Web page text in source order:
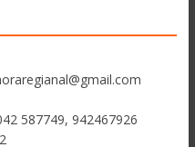
587749, 942467926